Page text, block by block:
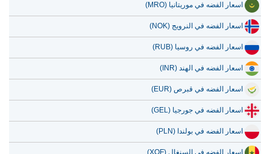
اسعار الفضه في موريتانيا (MRO)
اسعار الفضه في النرويج (NOK)
اسعار الفضه في روسيا (RUB)
اسعار الفضه في الهند (INR)
اسعار الفضه في قبرص (EUR)
اسعار الفضه في جورجيا (GEL)
اسعار الفضه في بولندا (PLN)
اسعار الفضه في السنغال (XOF)